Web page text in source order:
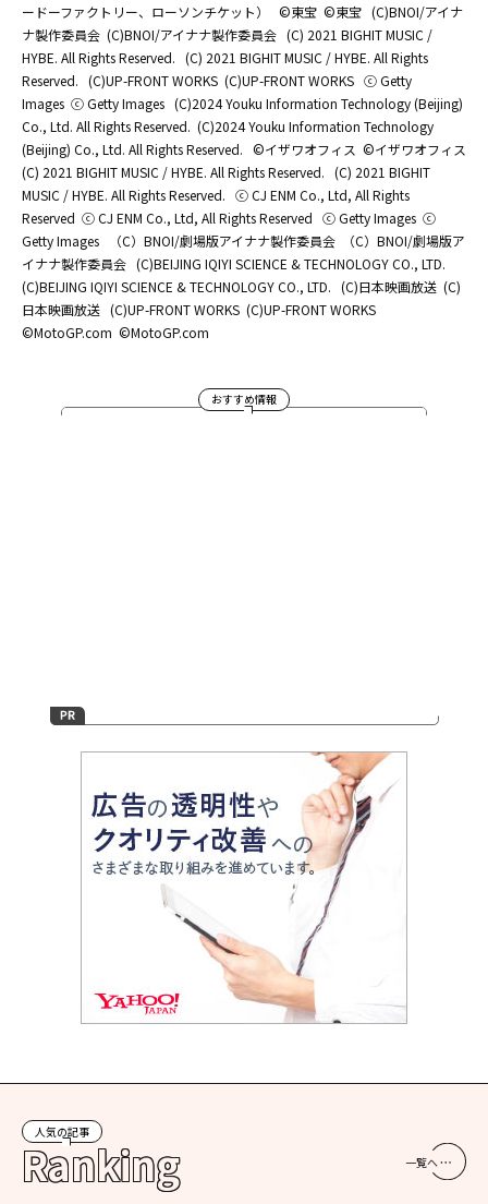
ードーファクトリー、ローソンチケット） ©東宝 ©東宝 (C)BNOI/アイナ
ナ製作委員会 (C)BNOI/アイナナ製作委員会 (C) 2021 BIGHIT MUSIC /
HYBE. All Rights Reserved. (C) 2021 BIGHIT MUSIC / HYBE. All Rights
Reserved. (C)UP-FRONT WORKS (C)UP-FRONT WORKS ⓒ Getty
Images ⓒ Getty Images (C)2024 Youku Information Technology (Beijing)
Co., Ltd. All Rights Reserved. (C)2024 Youku Information Technology
(Beijing) Co., Ltd. All Rights Reserved. ©イザワオフィス ©イザワオフィス
(C) 2021 BIGHIT MUSIC / HYBE. All Rights Reserved. (C) 2021 BIGHIT
MUSIC / HYBE. All Rights Reserved. ⓒ CJ ENM Co., Ltd, All Rights
Reserved ⓒ CJ ENM Co., Ltd, All Rights Reserved ⓒ Getty Images ⓒ
Getty Images
（C）BNOI/劇場版アイナナ製作委員会
（C）BNOI/劇場版ア
イナナ製作委員会 (C)BEIJING IQIYI SCIENCE & TECHNOLOGY CO., LTD.
(C)BEIJING IQIYI SCIENCE & TECHNOLOGY CO., LTD. (C)日本映画放送 (C)
日本映画放送 (C)UP-FRONT WORKS (C)UP-FRONT WORKS
©MotoGP.com ©MotoGP.com
おすすめ情報
人気の記事
Ranking 一覧へ